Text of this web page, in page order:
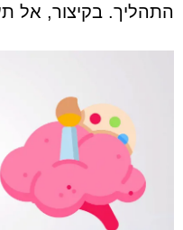
התהליך. בקיצור, אל